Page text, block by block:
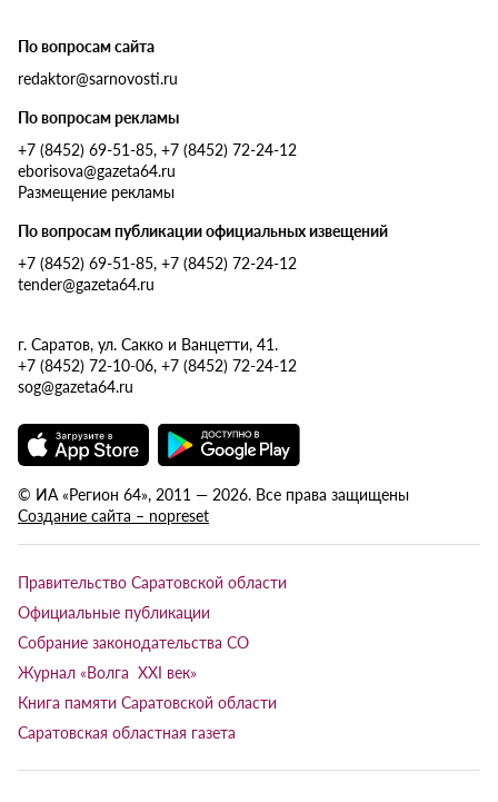
По вопросам сайта
redaktor@sarnovosti.ru
По вопросам рекламы
+7 (8452) 69-51-85, +7 (8452) 72-24-12
eborisova@gazeta64.ru
Размещение рекламы
По вопросам публикации официальных извещений
+7 (8452) 69-51-85, +7 (8452) 72-24-12
tender@gazeta64.ru
г. Саратов, ул. Сакко и Ванцетти, 41.
+7 (8452) 72-10-06, +7 (8452) 72-24-12
sog@gazeta64.ru
© ИА «Регион 64», 2011 — 2026. Все права защищены
Создание сайта – nopreset
Правительство Саратовской области
Официальные публикации
Собрание законодательства СО
Журнал «Волга XXI век»
Книга памяти Саратовской области
Саратовская областная газета